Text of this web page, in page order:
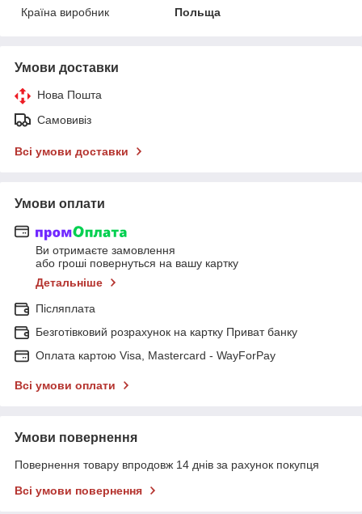
Країна виробник
Польща
Умови доставки
Нова Пошта
Самовивіз
Всі умови доставки
Умови оплати
Ви отримаєте замовлення
або гроші повернуться на вашу картку
Детальніше
Післяплата
Безготівковий розрахунок на картку Приват банку
Оплата картою Visa, Mastercard - WayForPay
Всі умови оплати
Умови повернення
Повернення товару впродовж 14 днів за рахунок покупця
Всі умови повернення